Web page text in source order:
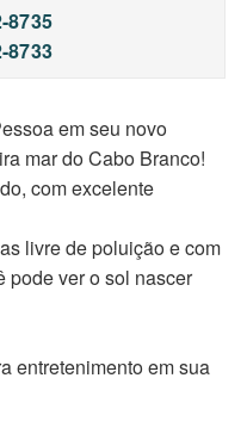
8735
8733
em seu novo
mar do Cabo Branco!
com excelente
livre de poluição e com
pode ver o sol nascer
entretenimento em sua